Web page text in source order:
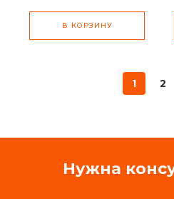
В КОРЗИНУ
1 2
Нужна